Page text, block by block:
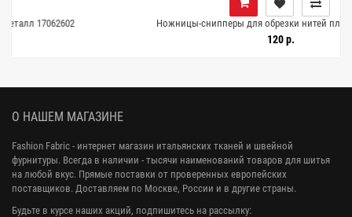
Ножницы-снипперы для обрезки нитей пластик 17062601
О НАШЕМ МАГАЗИНЕ
Fashion Fabric - интернет магазин итальянских тканей и швейной
фурнитуры. Всегда в наличии - тысячи наименований товаров для шитья
на любой вкус. Прямые поставки от проверенных европейских
поставщиков. Доставляем по Москве, России и в другие страны.
Будьте в курсе наших акций, подпишитесь на рассылку: